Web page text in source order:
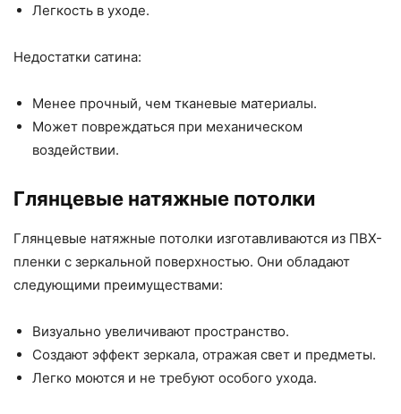
Легкость в уходе.
Недостатки сатина:
Менее прочный, чем тканевые материалы.
Может повреждаться при механическом
воздействии.
Глянцевые натяжные потолки
Глянцевые натяжные потолки изготавливаются из ПВХ-
пленки с зеркальной поверхностью. Они обладают
следующими преимуществами:
Визуально увеличивают пространство.
Создают эффект зеркала, отражая свет и предметы.
Легко моются и не требуют особого ухода.